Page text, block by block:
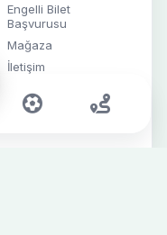
Engelli Bilet
Başvurusu
Mağaza
İletişim